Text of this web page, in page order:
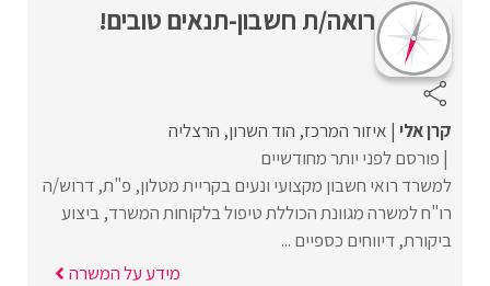
רואה/ת חשבון-תנאים טובים!
קרן אלי איזור המרכז הוד השרון הרצליה
פורסם לפני יותר מחודשיים
למשרד רואי חשבון מקצועי ונעים בקריית מטלון, פ"ת, דרוש/ה
רו"ח למשרה מגוונת הכוללת טיפול בלקוחות המשרד, ביצוע
ביקורת, דיווחים כספיים ...
מידע על המשרה